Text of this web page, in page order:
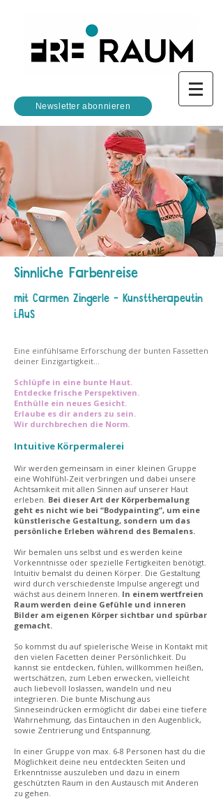
Newsletter abonnieren
Sinnliche Farbenreise
mit Carmen Zingerle - Kunsttherapeutin
i.AuS
Eine einfühlsame Erforschung der bunten Fassetten
deiner Einzigartigkeit...
Schlüpfe in eine bunte Haut.
Entdecke frische Perspektiven.
Enthülle ein neues Gesicht.
Erlaube es dir anders zu sein.
Wir durchbrechen die Norm.
Intuitive Körpermalerei
Wir werden gemeinsam in einer kleinen Gruppe
eine Wohlfühl-Zeit verbringen und dabei unsere
Achtsamkeit mit allen Sinnen auf unserer Haut
erleben. Bei dieser Art der Körperbemalung
geht es nicht wie bei “Bodypainting”, um eine
künstlerische Gestaltung, sondern um das
persönliche Erleben während des Bemalens.
Wir bemalen uns selbst und es werden keine
Vorkenntnisse oder spezielle Fertigkeiten benötigt.
Intuitiv bemalst du deinen Körper. Die Gestaltung
wird durch verschiedenste Impulse angeregt und
wächst aus deinem Inneren. In einem wertfreien
Raum werden deine Gefühle und inneren
Bilder am eigenen Körper sichtbar und spürbar
gemacht.
So kommst du auf spielerische Weise in Kontakt mit
den vielen Facetten deiner Persönlichkeit. Du
kannst sie entdecken, fühlen, willkommen heißen,
wertschätzen, zum Leben erwecken, vielleicht
auch liebevoll loslassen, wandeln und neu
integrieren. Die bunte Mischung aus
Sinneseindrücken ermöglicht dir dabei eine tiefere
Wahrnehmung, das Eintauchen in den Augenblick,
sowie Zentrierung und Entspannung.
In einer Gruppe von max. 6-8 Personen hast du die
Möglichkeit deine neu entdeckten Seiten und
Erkenntnisse auszuleben und dazu in einem
geschützten Raum in den Austausch mit Anderen
zu gehen.